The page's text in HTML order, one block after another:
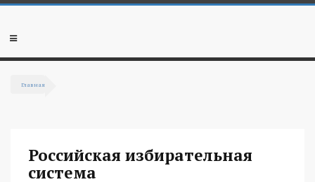
Перейти к основному содержанию
Мобильное
Главная
Российская избирательная
система